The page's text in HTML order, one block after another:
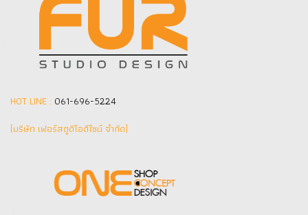
HOT LINE : 061-696-5224
(บริษัท เฟอร์สตูดิโอดีไซน์ จำกัด]